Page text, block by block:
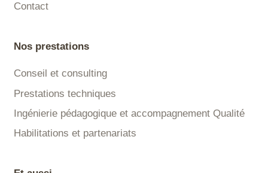
Contact
Nos prestations
Conseil et consulting
Prestations techniques
Ingénierie pédagogique et accompagnement Qualité
Habilitations et partenariats